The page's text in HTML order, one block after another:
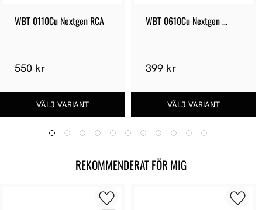
WBT 0110Cu Nextgen RCA
550 kr
WBT 0610Cu Nextgen
399 kr
REKOMMENDERAT FÖR MIG